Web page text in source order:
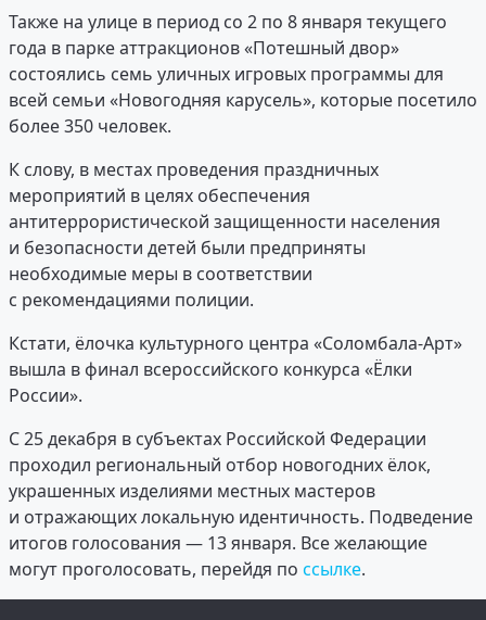
Также на улице в период со 2 по 8 января текущего
года в парке аттракционов «Потешный двор»
состоялись семь уличных игровых программы для
всей семьи «Новогодняя карусель», которые посетило
более 350 человек.
К слову, в местах проведения праздничных
мероприятий в целях обеспечения
антитеррористической защищенности населения
и безопасности детей были предприняты
необходимые меры в соответствии
с рекомендациями полиции.
Кстати, ёлочка культурного центра «Соломбала-Арт»
вышла в финал всероссийского конкурса «Ёлки
России».
С 25 декабря в субъектах Российской Федерации
проходил региональный отбор новогодних ёлок,
украшенных изделиями местных мастеров
и отражающих локальную идентичность. Подведение
итогов голосования — 13 января. Все желающие
могут проголосовать, перейдя по ссылке.